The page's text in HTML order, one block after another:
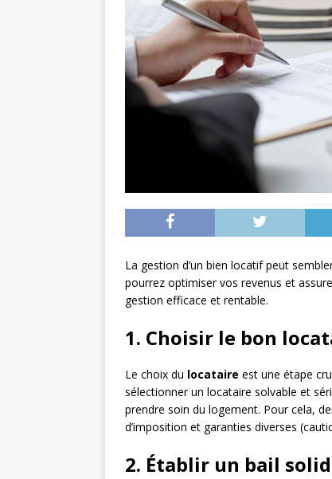
La gestion d’un bien locatif peut
pourrez optimiser vos revenus et
gestion efficace et rentable.
1. Choisir le bon
Le choix du locataire est une étape
sélectionner un locataire solvable et
prendre soin du logement. Pour cela,
d’imposition et garanties diverses
2. Établir un bail